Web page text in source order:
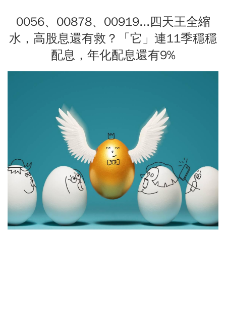
0056、00878、00919...四天王全縮
水，高股息還有救？「它」連11季穩穩
配息，年化配息還有9%